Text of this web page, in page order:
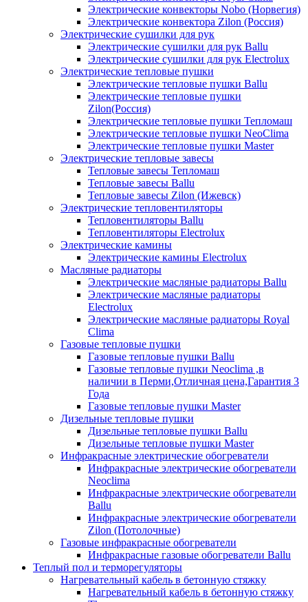
Электрические конвекторы Nobo (Норвегия)
Электрические конвектора Zilon (Россия)
Электрические сушилки для рук
Электрические сушилки для рук Ballu
Электрические сушилки для рук Electrolux
Электрические тепловые пушки
Электрические тепловые пушки Ballu
Электрические тепловые пушки
Zilon(Россия)
Электрические тепловые пушки Тепломаш
Электрические тепловые пушки NeoClima
Электрические тепловые пушки Master
Электрические тепловые завесы
Тепловые завесы Тепломаш
Тепловые завесы Ballu
Тепловые завесы Zilon (Ижевск)
Электрические тепловентиляторы
Тепловентиляторы Ballu
Тепловентиляторы Electrolux
Электрические камины
Электрические камины Electrolux
Масляные радиаторы
Электрические масляные радиаторы Ballu
Электрические масляные радиаторы
Electrolux
Электрические масляные радиаторы Royal
Clima
Газовые тепловые пушки
Газовые тепловые пушки Ballu
Газовые тепловые пушки Neoclima ,в
наличии в Перми,Отличная цена,Гарантия 3
Года
Газовые тепловые пушки Master
Дизельные тепловые пушки
Дизельные тепловые пушки Ballu
Дизельные тепловые пушки Master
Инфракрасные электрические обогреватели
Инфракрасные электрические обогреватели
Neoclima
Инфракрасные электрические обогреватели
Ballu
Инфракрасные электрические обогреватели
Zilon (Потолочные)
Газовые инфракрасные обогреватели
Инфракрасные газовые обогреватели Ballu
Теплый пол и терморегуляторы
Нагревательный кабель в бетонную стяжку
Нагревательный кабель в бетонную стяжку